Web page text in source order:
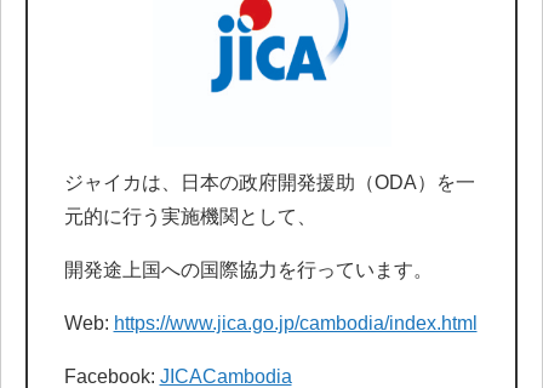
ジャイカは、日本の政府開発援助（ODA）を一
元的に行う実施機関として、
開発途上国への国際協力を行っています。
Web: https://www.jica.go.jp/cambodia/index.html
Facebook: JICACambodia